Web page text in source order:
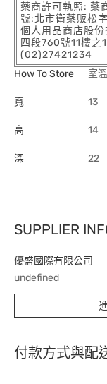
藥商許可執照:
號:北市衛藥販松
個人用品商店股
四段760號11樓之
(02)27421234
How To Store
室溫
寬 13
高 14
深 22
SUPPLIER
優盛國際有限公司
undefined
付款方式與配